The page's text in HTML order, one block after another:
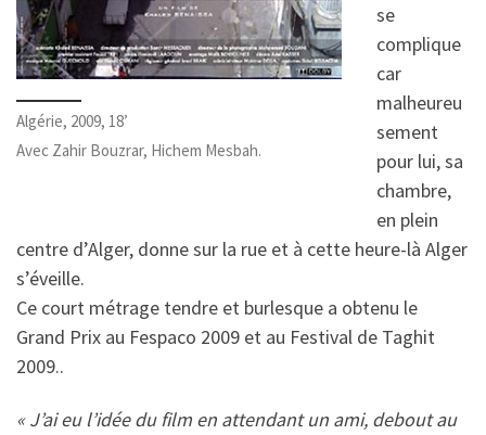
Algérie, 2009, 18’
Avec Zahir Bouzrar, Hichem Mesbah.
se
complique
car
malheureu
sement
pour lui, sa
chambre,
en plein
centre d’Alger, donne sur la rue et à cette heure-là Alger
s’éveille.
Ce court métrage tendre et burlesque a obtenu le
Grand Prix au Fespaco 2009 et au Festival de Taghit
2009..
« J’ai eu l’idée du film en attendant un ami, debout au